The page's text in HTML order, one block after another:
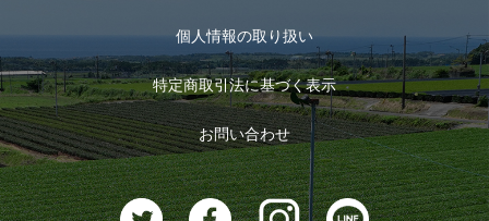
お茶のギフト
おすすめのお茶
お茶に合うスイーツ
ログイン
ログアウト
個人情報の取り扱い
特定商取引法に基づく表示
お問い合わせ